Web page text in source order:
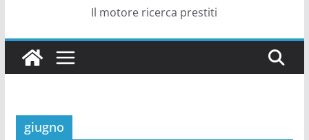
Il motore ricerca prestiti
giugno